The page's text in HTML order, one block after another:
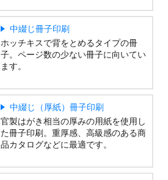
中綴じ冊子印刷
ホッチキスで背をとめるタイプの冊
子。ページ数の少ない冊子に向いてい
ます。
中綴じ（厚紙）冊子印刷
官製はがき相当の厚みの用紙を使用し
た冊子印刷。重厚感、高級感のある商
品カタログなどに最適です。